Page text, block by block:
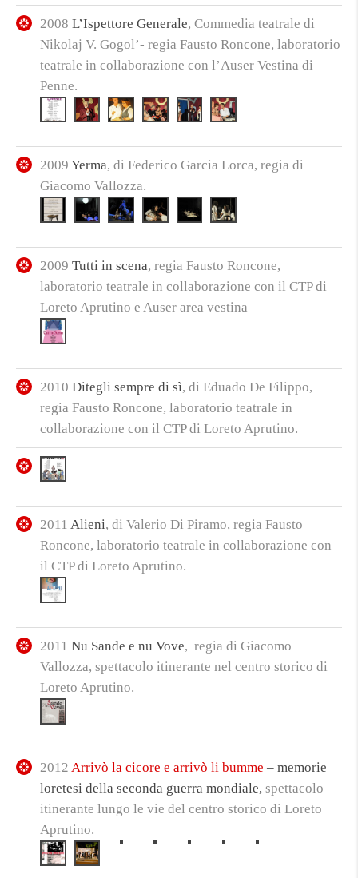
2008 L’Ispettore Generale, Commedia teatrale di
Nikolaj V. Gogol’- regia Fausto Roncone, laboratorio
teatrale in collaborazione con l’Auser Vestina di
Penne.
2009 Yerma, di Federico Garcia Lorca, regia di
Giacomo Vallozza.
2009 Tutti in scena, regia Fausto Roncone,
laboratorio teatrale in collaborazione con il CTP di
Loreto Aprutino e Auser area vestina
2010 Ditegli sempre di sì, di Eduado De Filippo,
regia Fausto Roncone, laboratorio teatrale in
collaborazione con il CTP di Loreto Aprutino.
2011 Alieni, di Valerio Di Piramo, regia Fausto
Roncone, laboratorio teatrale in collaborazione con
il CTP di Loreto Aprutino.
2011 Nu Sande e nu Vove, regia di Giacomo
Vallozza, spettacolo itinerante nel centro storico di
Loreto Aprutino.
2012 Arrivò la cicore e arrivò li bumme – memorie
loretesi della seconda guerra mondiale, spettacolo
itinerante lungo le vie del centro storico di Loreto
Aprutino.